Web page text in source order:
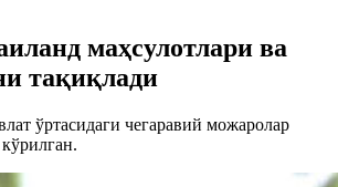
маҳсулотлари ва
тақиқлади
ўртасидаги чегаравий можаролар